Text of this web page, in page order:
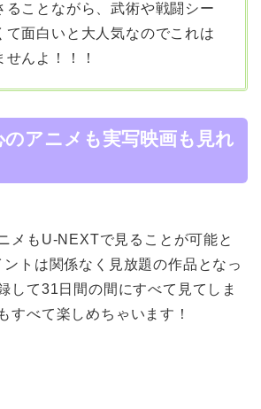
ることながら、武術や戦闘シー
て面白いと大人気なのでこれは
せんよ！！！
アニメも実写映画も見れ
メもU-NEXTで見ることが可能と
トは関係なく見放題の作品となっ
して31日間の間にすべて見てしま
すべて楽しめちゃいます！